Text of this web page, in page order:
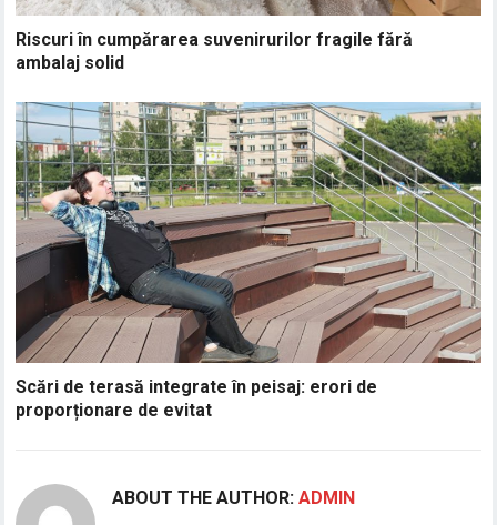
Riscuri în cumpărarea suvenirurilor fragile fără
ambalaj solid
Scări de terasă integrate în peisaj: erori de
proporționare de evitat
ABOUT THE AUTHOR:ADMIN